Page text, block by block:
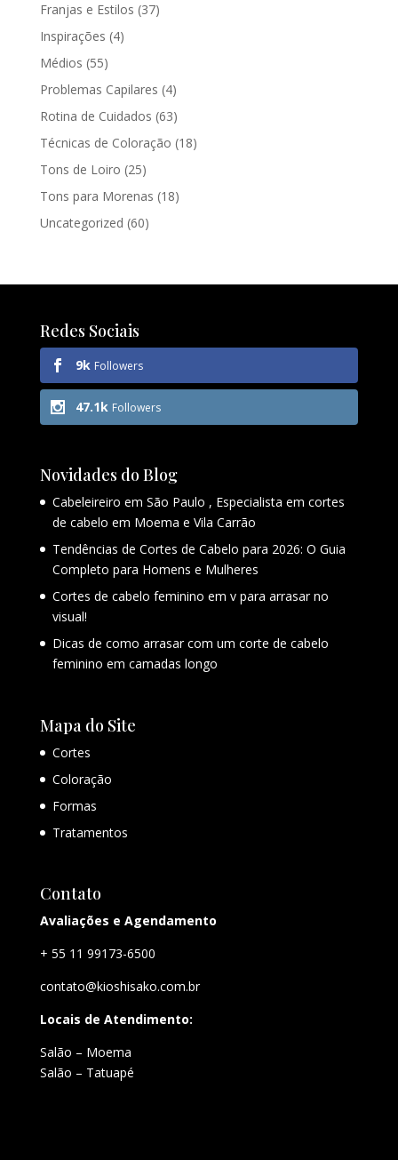
Franjas e Estilos (37)
Inspirações (4)
Médios (55)
Problemas Capilares (4)
Rotina de Cuidados (63)
Técnicas de Coloração (18)
Tons de Loiro (25)
Tons para Morenas (18)
Uncategorized (60)
Redes Sociais
9k Followers
47.1k Followers
Novidades do Blog
Cabeleireiro em São Paulo , Especialista em cortes
de cabelo em Moema e Vila Carrão
Tendências de Cortes de Cabelo para 2026: O Guia
Completo para Homens e Mulheres
Cortes de cabelo feminino em v para arrasar no
visual!
Dicas de como arrasar com um corte de cabelo
feminino em camadas longo
Mapa do Site
Cortes
Coloração
Formas
Tratamentos
Contato
Avaliações e Agendamento
+ 55 11 99173-6500
contato@kioshisako.com.br
Locais de Atendimento:
Salão – Moema
Salão – Tatuapé